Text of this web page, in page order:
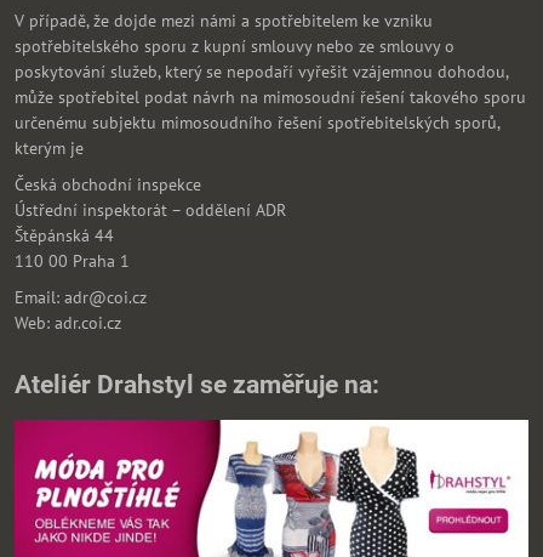
V případě, že dojde mezi námi a spotřebitelem ke vzniku
spotřebitelského sporu z kupní smlouvy nebo ze smlouvy o
poskytování služeb, který se nepodaří vyřešit vzájemnou dohodou,
může spotřebitel podat návrh na mimosoudní řešení takového sporu
určenému subjektu mimosoudního řešení spotřebitelských sporů,
kterým je
Česká obchodní inspekce
Ústřední inspektorát – oddělení ADR
Štěpánská 44
110 00 Praha 1
Email: adr@coi.cz
Web: adr.coi.cz
Ateliér Drahstyl se zaměřuje na: